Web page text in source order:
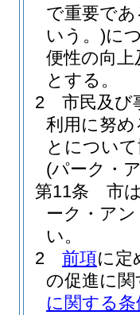
で重要で
いう。)に
便性の向
とする。
2
市民及び
利用に努
とについ
(パーク・
第11条
市
ーク・ア
い。
2
前項に定
の促進に
に関する